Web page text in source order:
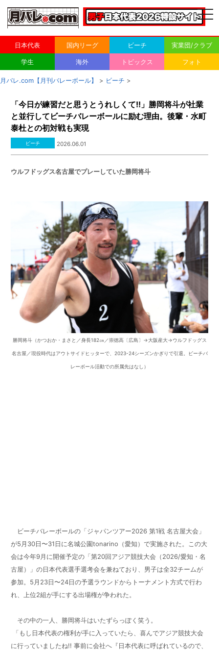
日本代表 国内リーグ ビーチ 実業団/クラブ
学生 海外 トピックス フォト
月バレ.com【月刊バレーボール】 > ビーチ >
「今日が練習だと思うとうれしくて!!」勝岡将斗が社業
と並行してビーチバレーボールに励む理由。後輩・水町
泰杜との初対戦も実現
ビーチ 2026.06.01
ウルフドッグス名古屋でプレーしていた勝岡将斗
勝岡将斗（かつおか・まさと／身長182㎝／崇徳高〔広島〕→大阪産大→ウルフドッグス
名古屋／現役時代はアウトサイドヒッターで、2023-24シーズンかぎりで引退。ビーチバ
レーボール活動での所属先はなし）
ビーチバレーボールの「ジャパンツアー2026第1戦 名古屋大会」
が5 月 30日〜31日に名城公園tonarino （愛知）で実施された。この大
会は今年9月に開催予定の「第20回アジア競技大会（2026/愛知・名
古屋）」の日本代表選手選考会を兼ねており、男子は全32チームが
参加。 5 月 23日〜24日の予選ラウンドからトーナメント方式で行わ
れ、上位2組が手にする出場権が争われた。
その中の一人、勝岡将斗はいたずらっぽく笑う。
「もし日本代表の権利が手に入っていたら、喜んでアジア競技大会
に行っていましたね!!事前に会社へ『日本代表に呼ばれているので、